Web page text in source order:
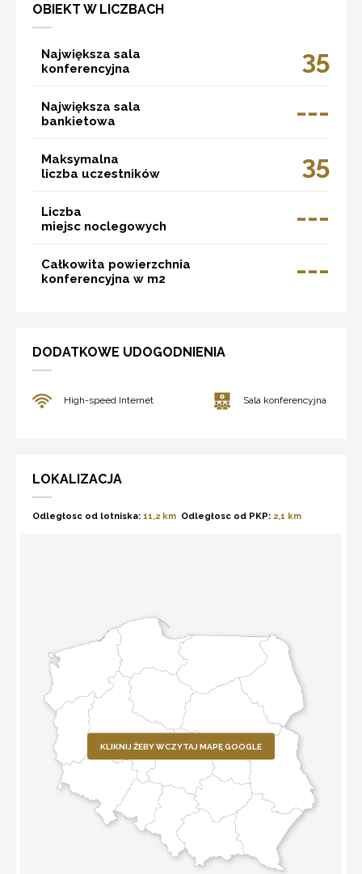
OBIEKT W LICZBACH
Największa sala
konferencyjna
35
Największa sala
bankietowa
---
Maksymalna
liczba uczestników
35
Liczba
miejsc noclegowych
---
Całkowita powierzchnia
konferencyjna w m2
---
DODATKOWE UDOGODNIENIA
High-speed Internet Sala konferencyjna
LOKALIZACJA
Odległosc od lotniska: 11,2 km Odległosc od PKP: 2,1 km
KLIKNIJ ŻEBY WCZYTAJ MAPĘ GOOGLE